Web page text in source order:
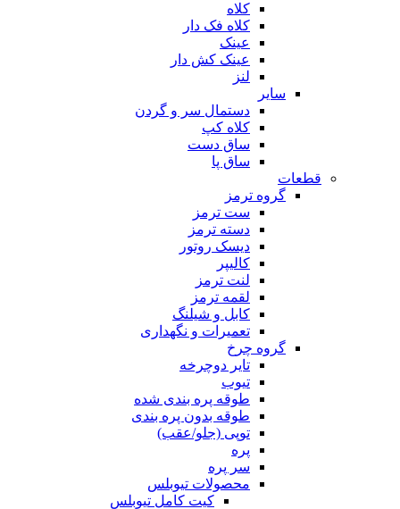
کلاه
کلاه فک دار
عینک
عینک کش دار
لنز
سایر
دستمال سر و گردن
کلاه کپ
ساق دست
ساق پا
قطعات
گروه ترمز
ست ترمز
دسته ترمز
دیسک روتور
کالیپر
لنت ترمز
لقمه ترمز
کابل و شیلنگ
تعمیرات و نگهداری
گروه چرخ
تایر دوچرخه
تیوب
طوقه پره بندی شده
طوقه بدون پره بندی
توپی (جلو/عقب)
پره
سر پره
محصولات تیوبلس
کیت کامل تیوبلس